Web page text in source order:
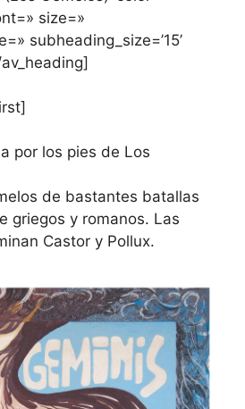
size=»
subheading_size=’15’
por los pies de Los
de bastantes batallas
griegos y romanos. Las
Castor y Pollux.